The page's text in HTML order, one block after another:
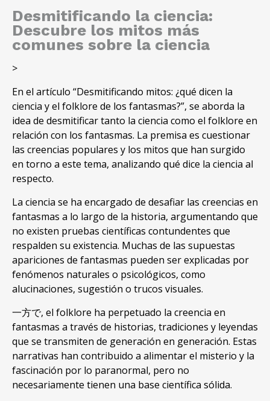
Desmitificando la ciencia:
Descubre los mitos más
comunes sobre la ciencia
>
En el artículo “Desmitificando mitos: ¿qué dicen la
ciencia y el folklore de los fantasmas?”, se aborda la
idea de desmitificar tanto la ciencia como el folklore en
relación con los fantasmas. La premisa es cuestionar
las creencias populares y los mitos que han surgido
en torno a este tema, analizando qué dice la ciencia al
respecto.
La ciencia se ha encargado de desafiar las creencias en
fantasmas a lo largo de la historia, argumentando que
no existen pruebas científicas contundentes que
respalden su existencia. Muchas de las supuestas
apariciones de fantasmas pueden ser explicadas por
fenómenos naturales o psicológicos, como
alucinaciones, sugestión o trucos visuales.
一方で, el folklore ha perpetuado la creencia en
fantasmas a través de historias, tradiciones y leyendas
que se transmiten de generación en generación. Estas
narrativas han contribuido a alimentar el misterio y la
fascinación por lo paranormal, pero no
necesariamente tienen una base científica sólida.